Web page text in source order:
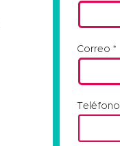
Correo
Teléfono